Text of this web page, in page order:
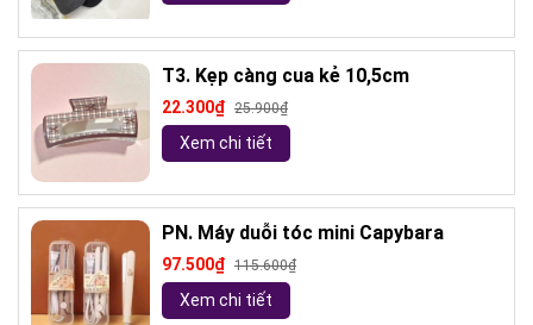
T3. Kẹp càng cua kẻ 10,5cm
22.300₫ 25.900₫
Xem chi tiết
PN. Máy duỗi tóc mini Capybara
97.500₫ 115.600₫
Xem chi tiết